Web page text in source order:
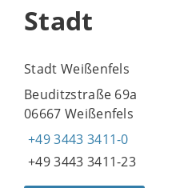
Stadt
Stadt Weißenfels
Beuditzstraße 69a
06667 Weißenfels
+49 3443 3411-0
+49 3443 3411-23